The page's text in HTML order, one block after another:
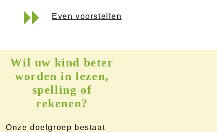
Even voorstellen
Wil uw kind beter
worden in lezen,
spelling of
rekenen?
Onze doelgroep bestaat